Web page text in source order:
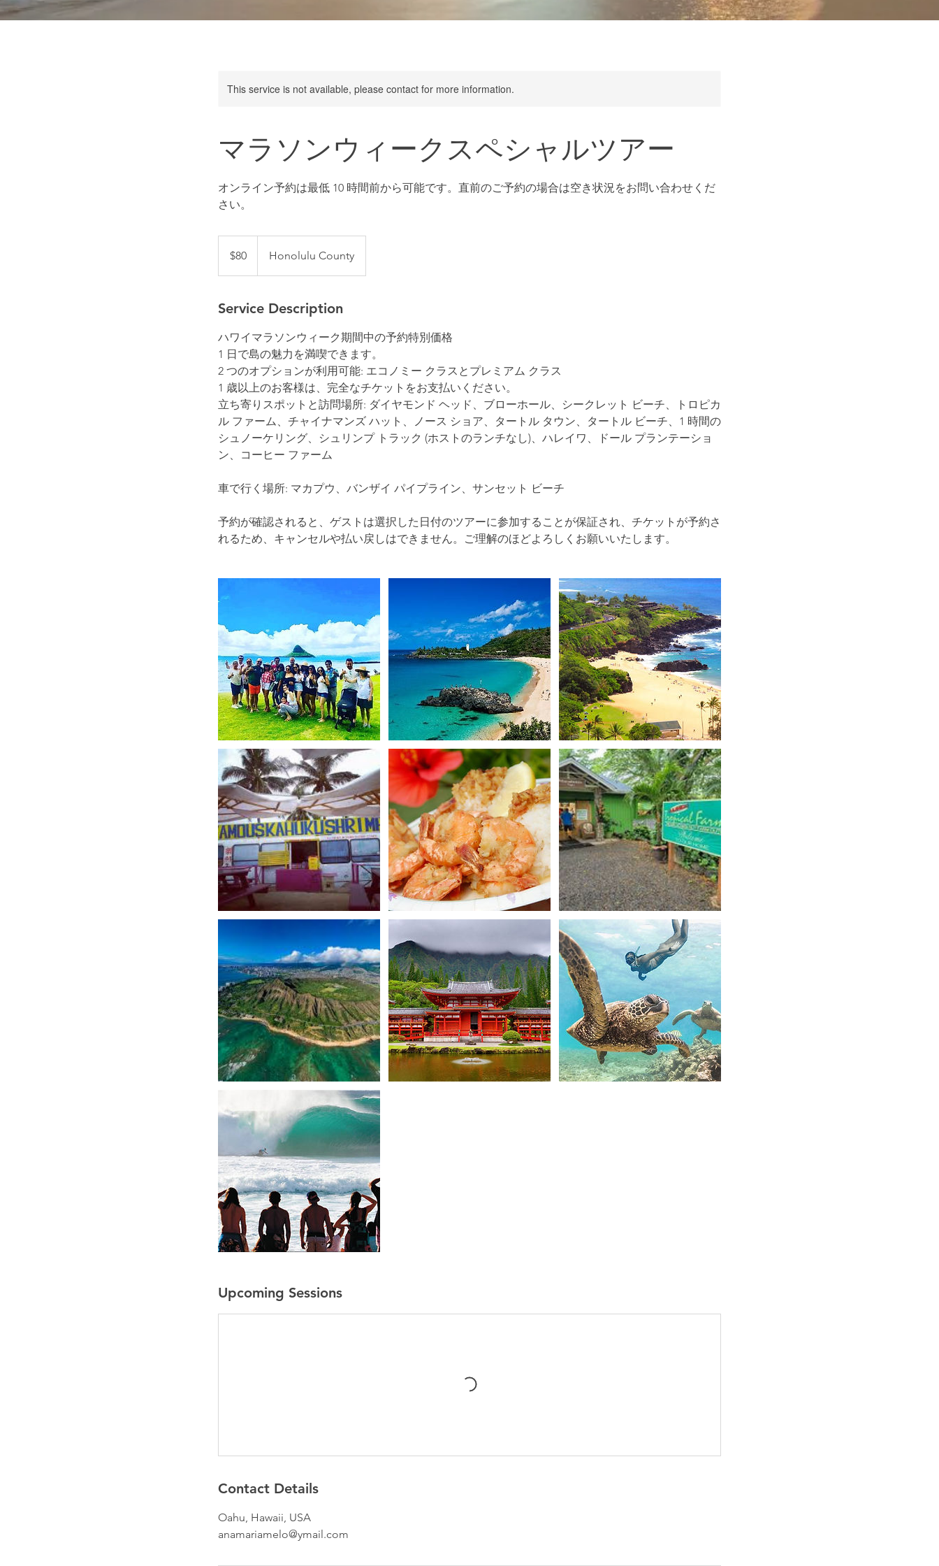
This service is not available, please contact for more information.
マラソンウィークスペシャルツアー
オンライン予約は最低 10 時間前から可能です。直前のご予約の場合は空き状況をお問い合わせくだ
さい。
dollars$80 Honolulu County
Service Description
ハワイマラソンウィーク期間中の予約特別価格
1 日で島の魅力を満喫できます。
2 つのオプションが利用可能: エコノミー クラスとプレミアム クラス
1 歳以上のお客様は、完全なチケットをお支払いください。
立ち寄りスポットと訪問場所: ダイヤモンド ヘッド、ブローホール、シークレット ビーチ、トロピカ
ル ファーム、チャイナマンズ ハット、ノース ショア、タートル タウン、タートル ビーチ、1 時間の
シュノーケリング、シュリンプ トラック (ホストのランチなし)、ハレイワ、ドール プランテーショ
ン、コーヒー ファーム
車で行く場所: マカプウ、バンザイ パイプライン、サンセット ビーチ
予約が確認されると、ゲストは選択した日付のツアーに参加することが保証され、チケットが予約さ
れるため、キャンセルや払い戻しはできません。ご理解のほどよろしくお願いいたします。
Upcoming Sessions
Contact Details
Oahu, Hawaii, USA
anamariamelo@ymail.com